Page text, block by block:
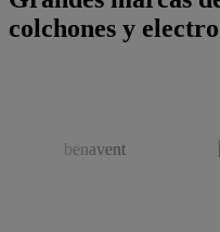
colchones y